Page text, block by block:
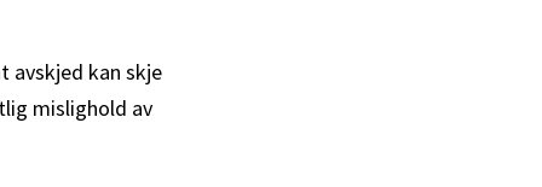
avskjed kan skje
mislighold av